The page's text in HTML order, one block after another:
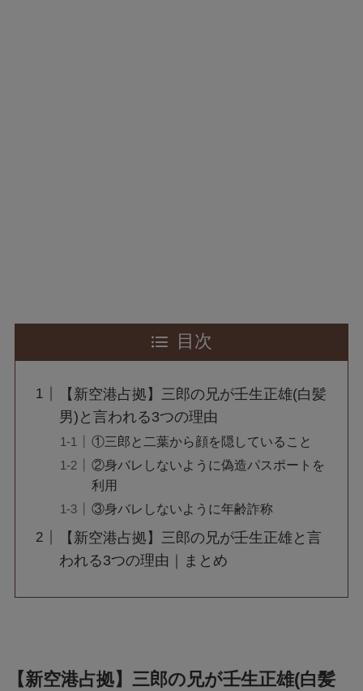
目次
【新空港占拠】三郎の兄が壬生正雄(白髪
男)と言われる3つの理由
①三郎と二葉から顔を隠していること
②身バレしないように偽造パスポートを
利用
③身バレしないように年齢詐称
【新空港占拠】三郎の兄が壬生正雄と言
われる3つの理由｜まとめ
【新空港占拠】三郎の兄が壬生正雄(白髪